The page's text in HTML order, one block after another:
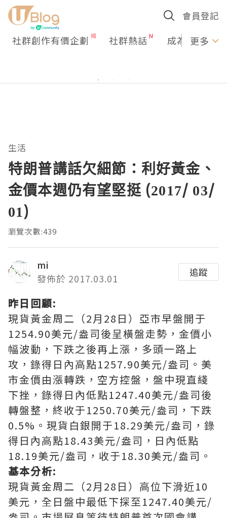
會員登記
社群創作有價企劃 社群熱話 成為U更多
生活
特朗普講話欠細節：利好黃金、
金價本週仍有望堅挺 (2017/ 03/
01)
瀏覽次數:439
mi
發佈於 2017.03.01
追蹤
昨日回顧:
現貨黃金周二（2月28日）亞市早盤開于
1254.90美元/盎司後呈橫盤走勢，金價小
幅波動，下跌之後再上漲，多頭一路上
攻，錄得日內高點1257.90美元/盎司。美
市金價由漲轉跌，空方控盤，盤中現直綫
下挫，錄得日內低點1247.40美元/盎司後
轉盤整，終收于1250.70美元/盎司，下跌
0.5%。現貨白銀開于18.29美元/盎司，錄
得日內高點18.43美元/盎司，日內低點
18.19美元/盎司，收于18.30美元/盎司。
基本分析:
現貨黃金周二（2月28日）高位下滑近10
美元，全日盤中最低下探至1247.40美元/